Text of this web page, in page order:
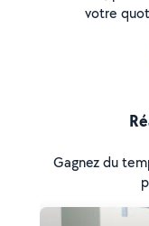
votre
Gagnez du